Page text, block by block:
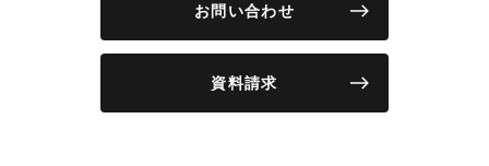
お問い合わせ
資料請求